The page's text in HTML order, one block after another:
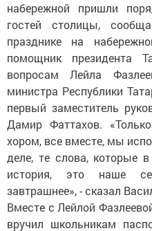
набережной пришли
гостей столицы,
празднике на
помощник президента
вопросам Лейла
министра Республики
первый заместитель
Дамир Фаттахов.
хором, все вместе, мы
деле, те слова, которые
история, это наше
завтрашнее», - сказал
Вместе с Лейлой
вручил школьникам